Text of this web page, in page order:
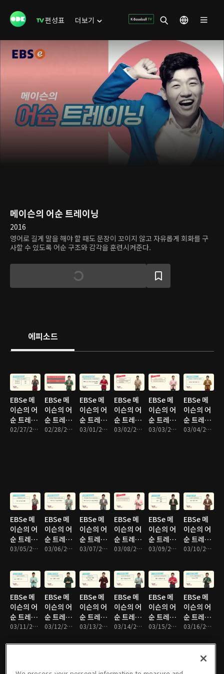
편성표 더보기
메이슨의 어순 트레이닝
2016
영어로 길게 말을 해야 할 때도 문장이 꼬이지 않고 자유롭게 회화를 구
사할 수 있도록 어순 구조와 감각을 훈련시켜준다.
에피소드
EBSe 메
이슨의 어
순 트레이
닝 : Unit02/27/2017 • 10분
EBSe 메
이슨의 어
순 트레이
닝 : Unit02/28/2017 • 10분
EBSe 메
이슨의 어
순 트레이
닝 : Unit03/01/2017 • 10분
EBSe 메
이슨의 어
순 트레이
닝 : Unit03/02/2017 • 10분
EBSe 메
이슨의 어
순 트레이
닝 : Unit03/03/2017 • 10분
EBSe 메
이슨의 어
순 트레이
닝 : Unit03/04/2017 • 10분
EBSe 메
이슨의 어
순 트레이
닝 : Unit
That ~
03/05/2017 • 10분
EBSe 메
이슨의 어
순 트레이
닝 : Unit
평서문 -
What 주
어 동사
03/06/2017 • 9분
EBSe 메
이슨의 어
순 트레이
닝 : Unit
부정문 -
What 주
어 동사
03/07/2017 • 10분
EBSe 메
이슨의 어
순 트레이
닝 : Unit
의문문 -
What 주
어 동사
03/08/2017 • 10분
EBSe 메
이슨의 어
순 트레이
닝 : Unit
+ 무엇
03/09/2017 • 10분
EBSe 메
이슨의 어
순 트레이
닝 : Unit
+ 사람 +
무엇
03/10/2017 • 10분
EBSe 메
이슨의 어
순 트레이
닝 : Unit
+ 사람 +
03/11/2017 • 10분
EBSe 메
이슨의 어
순 트레이
닝 : Unit
+ 사람 +
03/12/2017 • 10분
EBSe 메
이슨의 어
순 트레이
닝 : Unit
Bet ~
03/13/2017 • 10분
EBSe 메
이슨의 어
순 트레이
닝 : Unit
Without
03/14/2017 • 10분
EBSe 메
이슨의 어
순 트레이
닝 : Unit
Without
03/15/2017 • 10분
EBSe 메
이슨의 어
순 트레이
닝 : Unit
What Is
... Like?
03/16/2017 • 10분